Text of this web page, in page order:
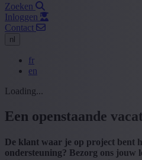
Zoeken
Inloggen
Contact
nl
fr
en
Loading...
Een openstaande
De klant waar je op project bent
ondersteuning? Bezorg ons jouw